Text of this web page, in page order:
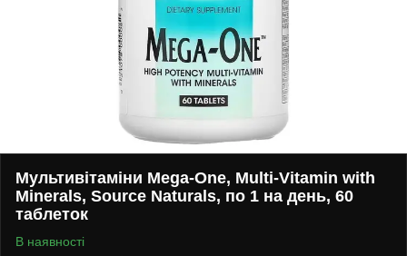
Мультивітаміни Mega-One, Multi-Vitamin with
Minerals, Source Naturals, по 1 на день, 60
таблеток
В наявності